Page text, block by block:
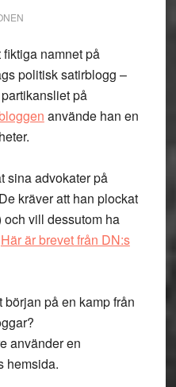
namnet på
politisk satirblogg –
på
använde han en
sina advokater på
kräver att han plockat
vill dessutom ha
Här är brevet från DN:s
på en kamp från
använder en
hemsida.